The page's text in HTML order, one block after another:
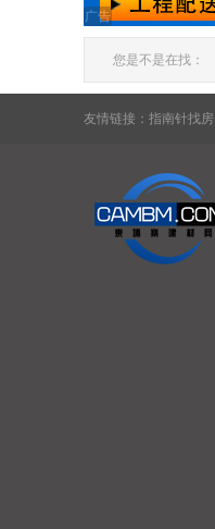
广告
您是不是在找：
友情链接： 指南针找房